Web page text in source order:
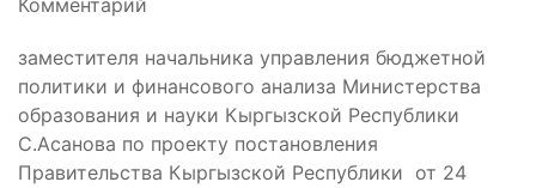
Комментарий
заместителя начальника управления бюджетной
политики и финансового анализа Министерства
образования и науки Кыргызской Республики
С.Асанова по проекту постановления
Правительства Кыргызской Республики от 24